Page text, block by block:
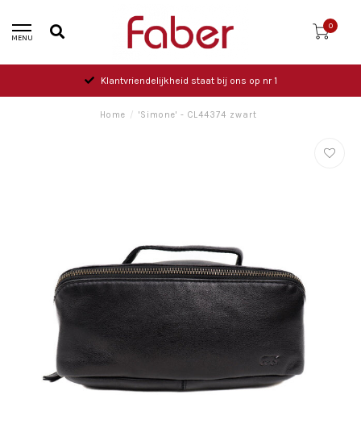
MENU
0
Klantvriendelijkheid staat bij ons op nr 1
Home / 'Simone' - CL44374 zwart